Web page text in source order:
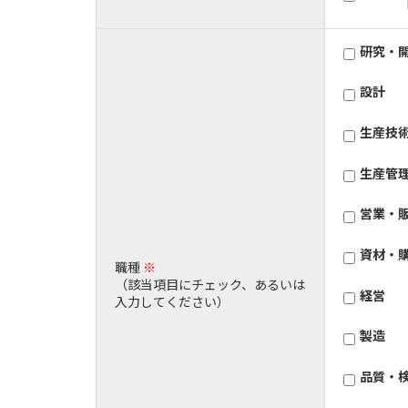
職種 ※
（該当項目にチェック、あるいは
入力してください）
研究・
設計
生産技
生産管
営業・
資材・
経営
製造
品質・